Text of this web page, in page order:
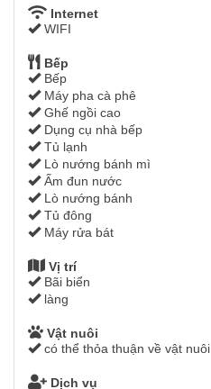
Internet
WIFI
Bếp
Bếp
Máy pha cà phê
Ghế ngồi cao
Dụng cụ nhà bếp
Tủ lạnh
Lò nướng bánh mì
Ấm đun nước
Lò nướng bánh
Tủ đông
Máy rửa bát
Vị trí
Bãi biển
làng
Vật nuôi
có thể thỏa thuận về vật nuôi
Dịch vụ